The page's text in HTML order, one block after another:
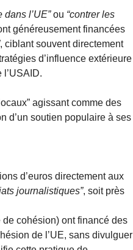
dans l’UE”ou “contrer les
généreusement financées
, ciblant souvent directement
d’influence extérieure
agissant comme des
d’un soutien populaire à ses
d’euros directement aux
journalistiques”, soit près
de cohésion) ont financé des
de l’UE, sans divulguer